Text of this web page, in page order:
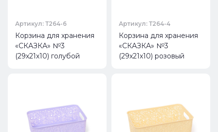
Артикул: Т264-6
Корзина для хранения
«СКАЗКА» №3
(29х21х10) голубой
Артикул: Т264-4
Корзина для хранения
«СКАЗКА» №3
(29х21х10) розовый